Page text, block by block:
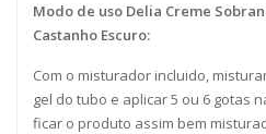
Modo de uso Delia Creme
Castanho Escuro:
Com o misturador incluido,
gel do tubo e aplicar 5 ou 6 gotas
ficar o produto assim bem